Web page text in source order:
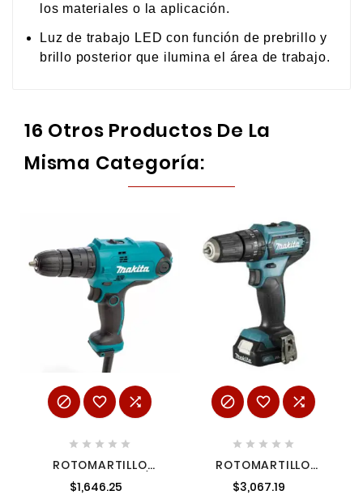
los materiales o la aplicación.
Luz de trabajo LED con función de prebrillo y
brillo posterior que ilumina el área de trabajo.
16 Otros Productos De La
Misma Categoría:
  
    
ROTOMARTILLO
ATORNILLADOR 3/8"
MAKITA MAKHP0300
$1,646.25
  
    
ROTOMARTILLO
5/16"-3/8"V.V.R. 0-
$3,067.19